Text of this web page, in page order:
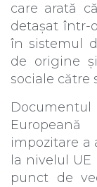
care arată
detașat într-
în sistemul
de origine
sociale către
impozitare a
la nivelul
punct de